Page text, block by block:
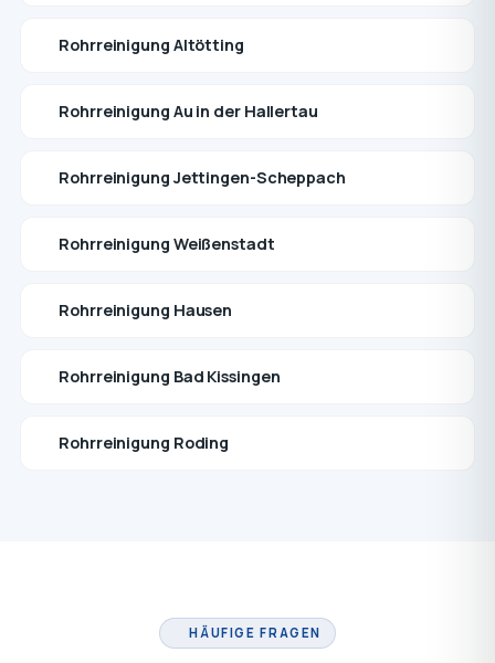
Rohrreinigung Altötting
Rohrreinigung Au in der Hallertau
Rohrreinigung Jettingen-Scheppach
Rohrreinigung Weißenstadt
Rohrreinigung Hausen
Rohrreinigung Bad Kissingen
Rohrreinigung Roding
HÄUFIGE FRAGEN